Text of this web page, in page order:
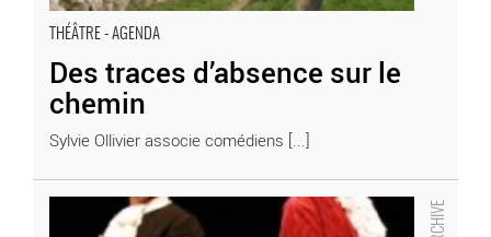
THÉÂTRE - AGENDA
Des traces d’absence sur le
chemin
Sylvie Ollivier associe comédiens [...]
L’Ecole des femmes - Critique sortie Théâtre